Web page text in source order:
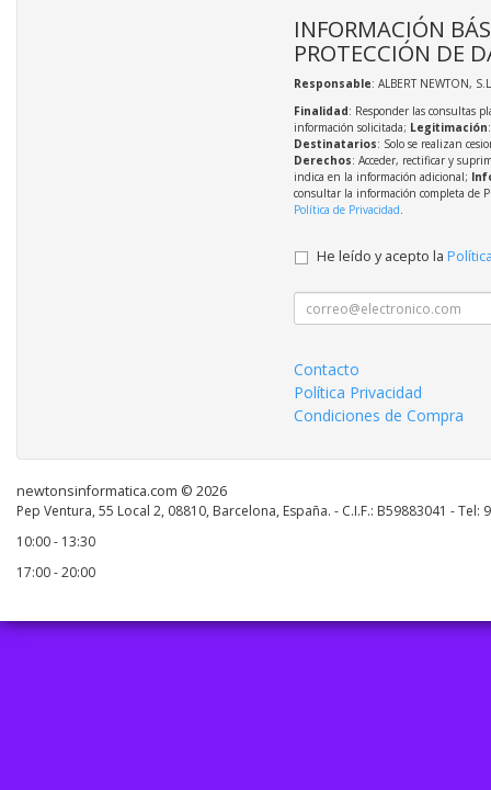
INFORMACIÓN
PROTECCIÓN DE
Responsable: ALBERT NEWTON,
Finalidad: Responder las consultas
información solicitada; Legitimación
Destinatarios: Solo se realizan
Derechos: Acceder, rectificar y
indica en la información adicional;
consultar la información completa de
Política de Privacidad.
He leído y acepto la
Contacto
Política Privacidad
Condiciones de Compra
newtonsinformatica.com © 2026
Pep Ventura, 55 Local 2, 08810, Barcelona, España. - C.I.F.: B59883041 - Tel:
10:00 - 13:30
17:00 - 20:00